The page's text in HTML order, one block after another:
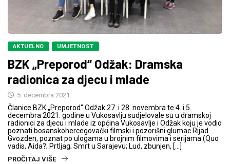
AKTUELNO UMJETNOST
BZK „Preporod“ Odžak: Dramska
radionica za djecu i mlade
5. decembra 2021.
Članice BZK „Preporod“ Odžak 27. i 28. novembra te 4. i 5.
decembra 2021. godine u Vukosavlju sudjelovale su u dramskoj
radionici za djecu i mlade iz općina Vukosavlje i Odžak koju je vodio
poznati bosanskohercegovački filmski i pozorišni glumac Rijad
Gvozden, poznat po ulogama u brojnim filmovima i serijama (Quo
vadis, Aida?; Prtljag; Smrt u Sarajevu; Lud, zbunjen, […]
PROČITAJ VIŠE